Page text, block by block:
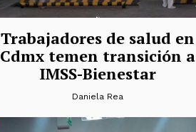
Trabajadores de salud en
Cdmx temen transición a
IMSS-Bienestar
Daniela Rea